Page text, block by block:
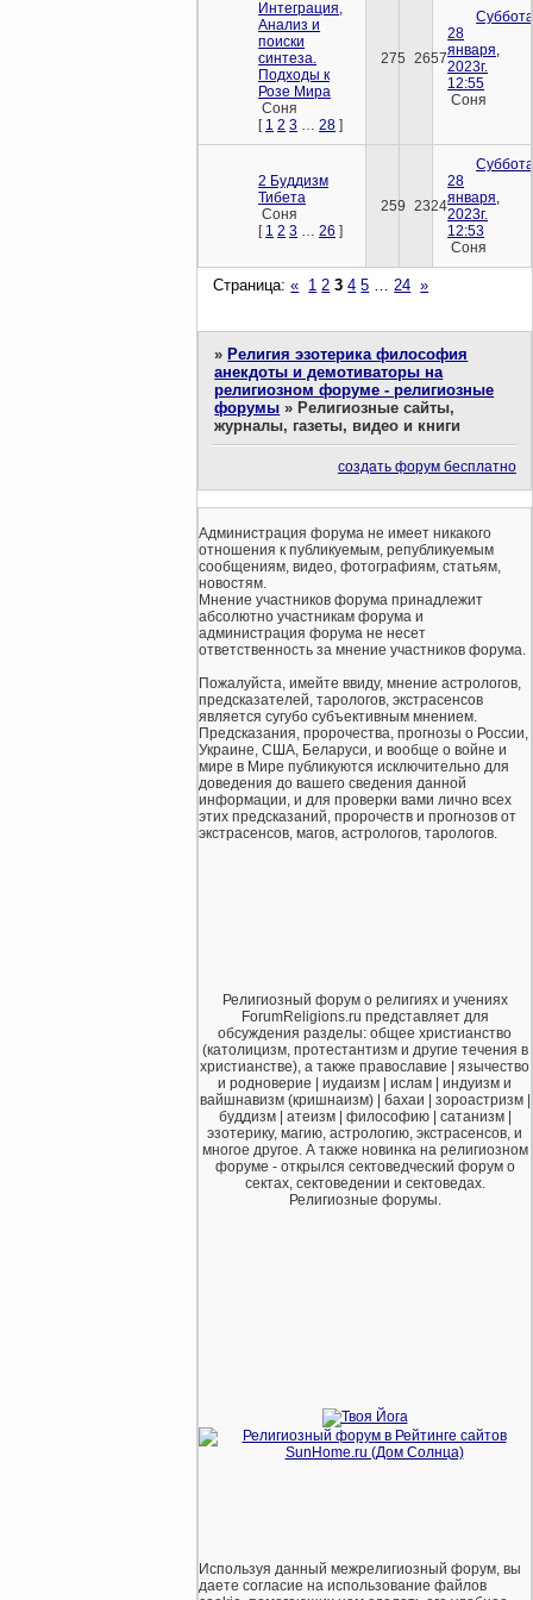
Интеграция,
Анализ и
поиски
синтеза.
Подходы к
Розе Мира
Соня
[ 1 2 3 28 ]
275 2657
28
января,
2023г.
12:55
Соня
2 Буддизм
Тибета
Соня
[ 1 2 3 26 ]
259 2324
28
января,
2023г.
12:53
Соня
Страница:« 1 2 3 4 5 … 24 »
»Религия эзотерика философия
анекдоты и демотиваторы на
религиозном форуме - религиозные
форумы »Религиозные сайты,
журналы, газеты, видео и книги
создать форум бесплатно
Администрация форума не имеет никакого
отношения к публикуемым, републикуемым
сообщениям, видео, фотографиям, статьям,
новостям.
Мнение участников форума принадлежит
абсолютно участникам форума и
администрация форума не несет
ответственность за мнение участников форума.
Пожалуйста, имейте ввиду, мнение астрологов,
предсказателей, тарологов, экстрасенсов
является сугубо субъективным мнением.
Предсказания, пророчества, прогнозы о России,
Украине, США, Беларуси, и вообще о войне и
мире в Мире публикуются исключительно для
доведения до вашего сведения данной
информации, и для проверки вами лично всех
этих предсказаний, пророчеств и прогнозов от
экстрасенсов, магов, астрологов, тарологов.
Религиозный форум о религиях и учениях
ForumReligions.ru представляет для
обсуждения разделы: общее христианство
(католицизм, протестантизм и другие течения в
христианстве), а также православие | язычество
и родноверие | иудаизм | ислам | индуизм и
вайшнавизм (кришнаизм) | бахаи | зороастризм |
буддизм | атеизм | философию | сатанизм |
эзотерику, магию, астрологию, экстрасенсов, и
многое другое. А также новинка на религиозном
форуме - открылся сектоведческий форум о
сектах, сектоведении и сектоведах.
Религиозные форумы.
Используя данный межрелигиозный форум, вы
даете согласие на использование файлов